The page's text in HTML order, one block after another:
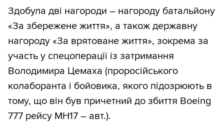
Здобула дві нагороди – нагороду батальйону
«За збережене життя», а також державну
нагороду «За врятоване життя», зокрема за
участь у спецоперації із затримання
Володимира Цемаха (проросійського
колаборанта і бойовика, якого підозрюють в
тому, що він був причетний до збиття Boeing
777 рейсу MH17 – авт.).